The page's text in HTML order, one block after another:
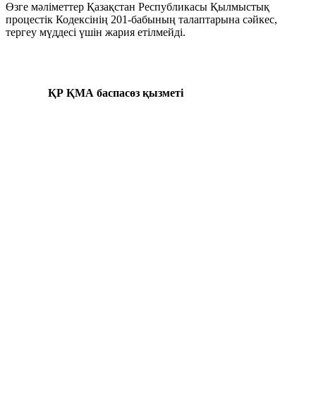
Өзге мәліметтер Қазақстан Республикасы Қылмыстық
процестік Кодексінің 201-бабының талаптарына сәйкес,
тергеу мүддесі үшін жария етілмейді.
ҚР ҚМА баспасөз қызметі